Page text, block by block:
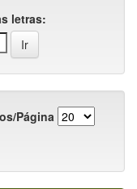
letras:
Página